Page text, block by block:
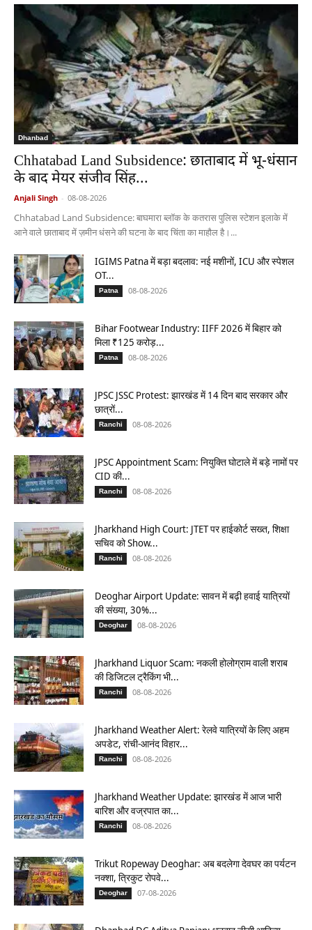
Dhanbad
Chhatabad Land Subsidence: छाताबाद में भू-धंसान
के बाद मेयर संजीव सिंह...
Anjali Singh - 08-08-2026
Chhatabad Land Subsidence: बाघमारा ब्लॉक के कतरास पुलिस स्टेशन इलाके में
आने वाले छाताबाद में ज़मीन धंसने की घटना के बाद चिंता का माहौल है।...
IGIMS Patna में बड़ा बदलाव: नई मशीनों, ICU और स्पेशल
OT...
Patna 08-08-2026
Bihar Footwear Industry: IIFF 2026 में बिहार को
मिला ₹125 करोड़...
Patna 08-08-2026
JPSC JSSC Protest: झारखंड में 14 दिन बाद सरकार और
छात्रों...
Ranchi 08-08-2026
JPSC Appointment Scam: नियुक्ति घोटाले में बड़े नामों पर
CID की...
Ranchi 08-08-2026
Jharkhand High Court: JTET पर हाईकोर्ट सख्त, शिक्षा
सचिव को Show...
Ranchi 08-08-2026
Deoghar Airport Update: सावन में बढ़ी हवाई यात्रियों
की संख्या, 30%...
Deoghar 08-08-2026
Jharkhand Liquor Scam: नकली होलोग्राम वाली शराब
की डिजिटल ट्रैकिंग भी...
Ranchi 08-08-2026
Jharkhand Weather Alert: रेलवे यात्रियों के लिए अहम
अपडेट, रांची-आनंद विहार...
Ranchi 08-08-2026
Jharkhand Weather Update: झारखंड में आज भारी
बारिश और वज्रपात का...
Ranchi 08-08-2026
Trikut Ropeway Deoghar: अब बदलेगा देवघर का पर्यटन
नक्शा, त्रिकुट रोपवे...
Deoghar 07-08-2026